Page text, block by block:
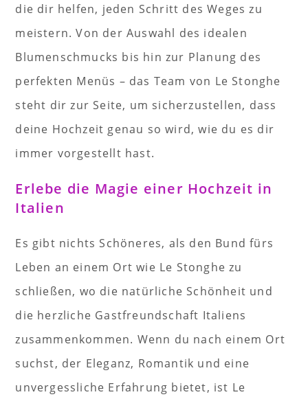
die dir helfen, jeden Schritt des Weges zu
meistern. Von der Auswahl des idealen
Blumenschmucks bis hin zur Planung des
perfekten Menüs – das Team von Le Stonghe
steht dir zur Seite, um sicherzustellen, dass
deine Hochzeit genau so wird, wie du es dir
immer vorgestellt hast.
Erlebe die Magie einer Hochzeit in
Italien
Es gibt nichts Schöneres, als den Bund fürs
Leben an einem Ort wie Le Stonghe zu
schließen, wo die natürliche Schönheit und
die herzliche Gastfreundschaft Italiens
zusammenkommen. Wenn du nach einem Ort
suchst, der Eleganz, Romantik und eine
unvergessliche Erfahrung bietet, ist Le